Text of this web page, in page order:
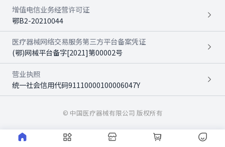
增值电信业务经营许可证
鄂B2-20210044
医疗器械网络交易服务第三方平台备案凭证
(鄂)网械平台备字[2021]第00002号
营业执照
统一社会信用代码91110000100006047Y
© 中国医疗器械有限公司 版权所有